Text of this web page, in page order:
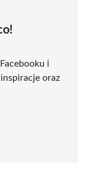
i
oraz